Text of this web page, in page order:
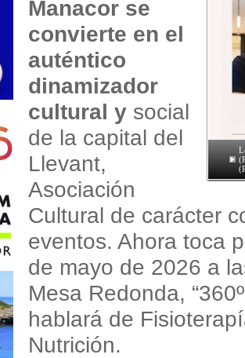
Manacor se
convierte en el
auténtico
dinamizador
cultural y social
de la capital del
Llevant,
Asociación
Cultural de carácter
eventos. Ahora toca
de mayo de 2026 a
Mesa Redonda,
hablará de
Nutrición.